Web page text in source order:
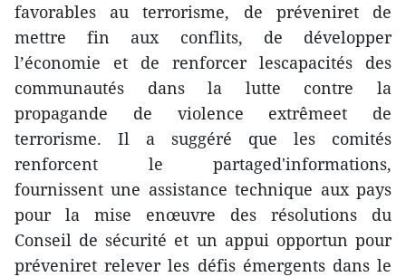
favorables au terrorisme, de préveniret de
mettre fin aux conflits, de développer
l’économie et de renforcer lescapacités des
communautés dans la lutte contre la
propagande de violence extrêmeet de
terrorisme. Il a suggéré que les comités
renforcent le partaged'informations,
fournissent une assistance technique aux pays
pour la mise enœuvre des résolutions du
Conseil de sécurité et un appui opportun pour
préveniret relever les défis émergents dans le